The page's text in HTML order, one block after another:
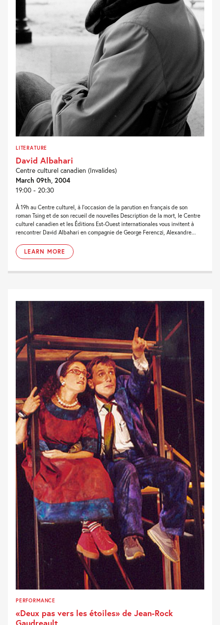
LITERATURE
David Albahari
Centre culturel canadien (Invalides)
March 09th, 2004
19:00 - 20:30
À 19h au Centre culturel, à l’occasion de la parution en français de son
roman Tsing et de son recueil de nouvelles Description de la mort, le Centre
culturel canadien et les Éditions Est-Ouest internationales vous invitent à
rencontrer David Albahari en compagnie de George Ferenczi, Alexandre...
LEARN MORE
PERFORMANCE
«Deux pas vers les étoiles» de Jean-Rock